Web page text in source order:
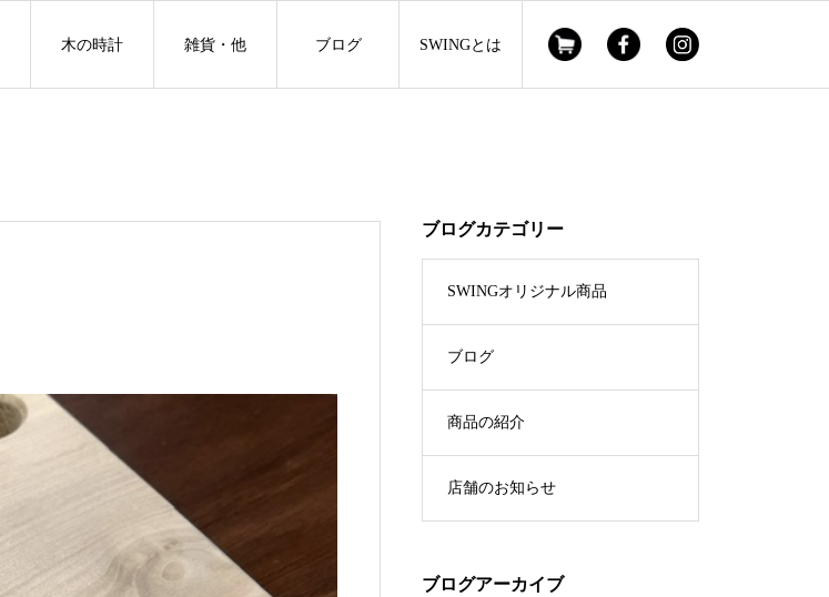
木の時計 雑貨・他 ブログ SWINGとは
ブログカテゴリー
SWINGオリジナル商品
ブログ
商品の紹介
店舗のお知らせ
ブログアーカイブ